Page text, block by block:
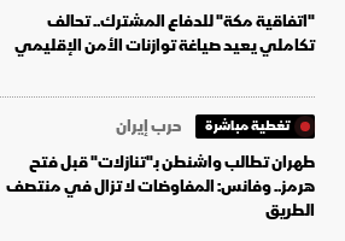
"اتفاقية مكة" للدفاع المشترك.. تحالف
تكاملي يعيد صياغة توازنات الأمن الإقليمي
تغطية مباشرة
حرب إيران
طهران تطالب واشنطن بـ"تنازلات" قبل فتح
هرمز.. وفانس: المفاوضات لا تزال في منتصف
الطريق